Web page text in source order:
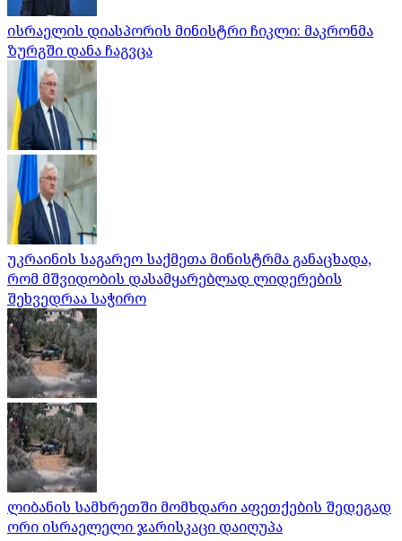
ისრაელის დიასპორის მინისტრი ჩიკლი: მაკრონმა
ზურგში დანა ჩაგვცა
უკრაინის საგარეო საქმეთა მინისტრმა განაცხადა,
რომ მშვიდობის დასამყარებლად ლიდერების
შეხვედრაა საჭირო
ლიბანის სამხრეთში მომხდარი აფეთქების შედეგად
ორი ისრაელელი ჯარისკაცი დაიღუპა